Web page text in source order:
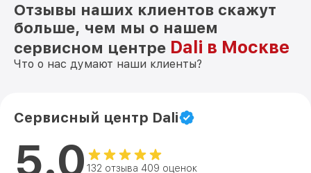
Отзывы наших клиентов скажут
больше, чем мы о нашем
сервисном центре Dali в Москве
Что о нас думают наши клиенты?
Сервисный центр Dali
5.0 132 отзыва 409 оценок